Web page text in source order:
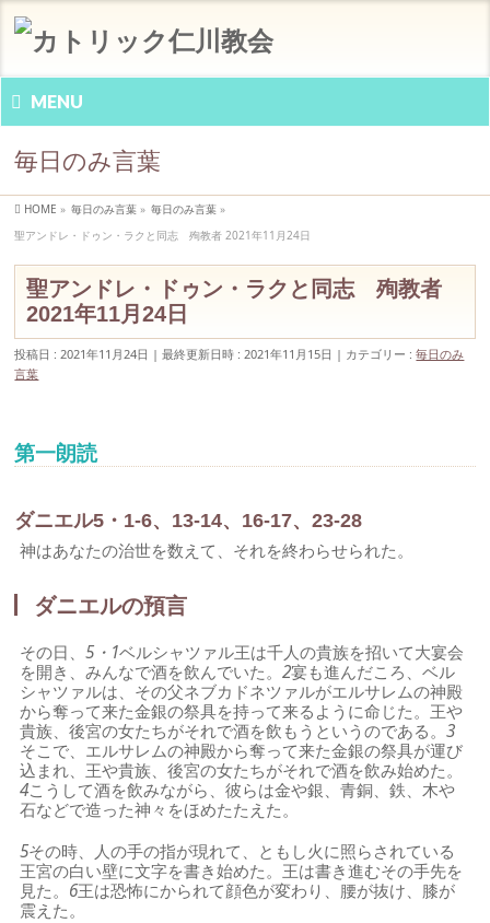
MENU
毎日のみ言葉
HOME » 毎日のみ言葉 » 毎日のみ言葉 »
聖アンドレ・ドゥン・ラクと同志 殉教者 2021年11月24日
聖アンドレ・ドゥン・ラクと同志 殉教者
2021年11月24日
投稿日 : 2021年11月24日 最終更新日時 : 2021年11月15日 カテゴリー :毎日のみ
言葉
第一朗読
ダニエル5・1-6、13-14、16-17、23-28
神はあなたの治世を数えて、それを終わらせられた。
ダニエルの預言
その日、5・1ベルシャツァル王は千人の貴族を招いて大宴会
を開き、みんなで酒を飲んでいた。2宴も進んだころ、ベル
シャツァルは、その父ネブカドネツァルがエルサレムの神殿
から奪って来た金銀の祭具を持って来るように命じた。王や
貴族、後宮の女たちがそれで酒を飲もうというのである。3
そこで、エルサレムの神殿から奪って来た金銀の祭具が運び
込まれ、王や貴族、後宮の女たちがそれで酒を飲み始めた。
4こうして酒を飲みながら、彼らは金や銀、青銅、鉄、木や
石などで造った神々をほめたたえた。
5その時、人の手の指が現れて、ともし火に照らされている
王宮の白い壁に文字を書き始めた。王は書き進むその手先を
見た。 6王は恐怖にかられて顔色が変わり、腰が抜け、膝が
震えた。